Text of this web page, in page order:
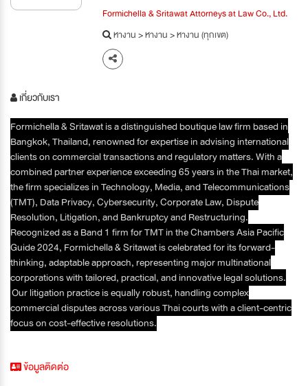
Formichella & Sritawat Attorneys at Law Co., Ltd.
หางาน>หางาน>หางาน (ทุกเขต)
เกี่ยวกับเรา
Formichella & Sritawat is a distinguished boutique law firm based in
Bangkok, Thailand, renowned for expertise in advising international
clients on commercial transactions and regulatory matters. With a
combined partner experience exceeding 65 years in the Thai market,
the firm specializes in Technology, Media, and Telecommunications
(TMT), Data Privacy, Cybersecurity, Corporate Law, Dispute
Resolution, Litigation, and Bankruptcy and Restructuring.
Recognized as a Band 1 firm for TMT in the Chambers Asia Pacific
Guide 2024, Formichella & Sritawat is celebrated for its forward-
thinking, adaptable approach, representing major multinational
corporations with tailored, practical, and innovative legal solutions.
Our litigation practice is equally robust, handling complex
commercial disputes across various Thai courts with a client-centric
focus on cost-effective resolutions.
ข้อมูลติดต่อ